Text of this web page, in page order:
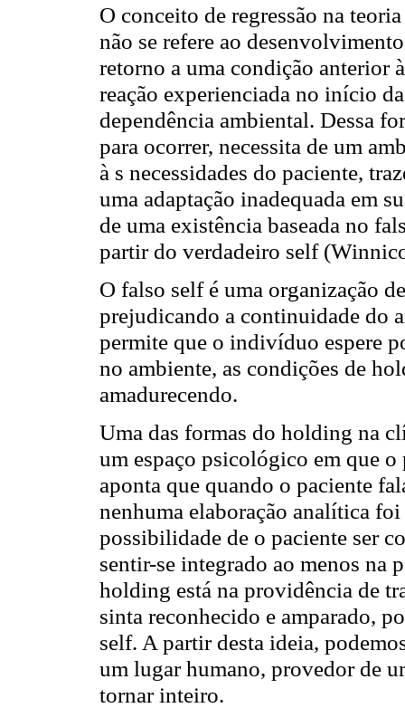
O conceito de regressão na
não se refere ao
retorno a uma condição anterior
reação experienciada no início
dependência ambiental. Dessa
para ocorrer, necessita de um
à s necessidades do paciente,
uma adaptação inadequada em
de uma existência baseada no
partir do verdadeiro self
O falso self é uma organização
prejudicando a continuidade do
permite que o indivíduo espere
no ambiente, as condições de
amadurecendo.
Uma das formas do holding na
um espaço psicológico em que
aponta que quando o paciente
nenhuma elaboração analítica
possibilidade de o paciente ser
sentir-se integrado ao menos na
holding está na providência de
sinta reconhecido e amparado,
self. A partir desta ideia,
um lugar humano, provedor de
tornar inteiro.